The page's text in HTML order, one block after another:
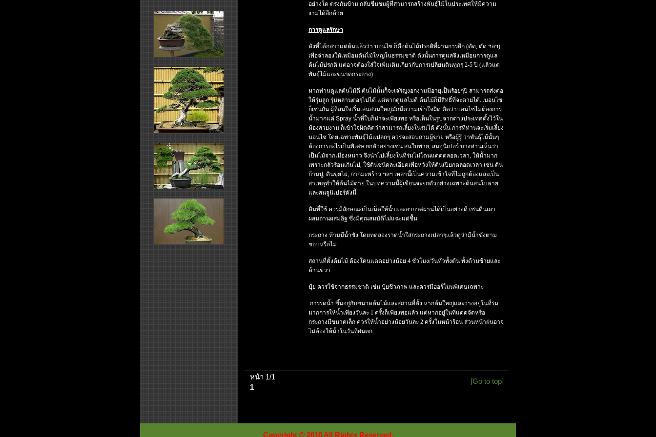
อย่างใด ตรงกันข้าม กลับชื่นชมผู้ที่สามารถสร้างพันธุ์ไม้ในประเทศให้มีความ
งามได้อีกด้วย
การดูแลรักษา
ดังที่ได้กล่าวแต่ต้นแล้วว่า บอนไซ ก็คือต้นไม้ปรกติที่ผ่านการฝึก (ดัด, ตัด ฯลฯ)
เพื่อจำลองให้เหมือนต้นไม้ใหญ่ในธรรมชาติ ดังนั้นการดูแลจึงเหมือนการดูแล
ต้นไม้ปรกติ แต่อาจต้องใส่ใจเพิ่มเติมเกี่ยวกับการเปลี่ยนดินทุกๆ 2-5 ปี (แล้วแต่
พันธุ์ไม้และขนาดกระถาง)
หากท่านดูแลต้นไม้ดี ต้นไม้นั้นก็จะเจริญงอกงามมีอายุเป็นร้อยๆปี สามารถส่งต่อ
ให้รุ่นลูก รุ่นหลานต่อๆไปได้ แต่หากดูแลไม่ดี ต้นไม้ก็มีสิทธิ์ที่จะตายได้...บอนไซ
ก็เช่นกัน ผู้ที่สนใจเริ่มเล่นส่วนใหญ่มักมีความเข้าใจผิด คิดว่าบอนไซไม่ต้องการ
น้ำมากแค่ Spray น้ำที่ใบก็น่าจะเพียงพอ หรือเห็นในรูปจากต่างประเทศตั้งไว้ใน
ห้องสวยงาม ก็เข้าใจผิดคิดว่าสามารถเลี้ยงในร่มได้ ดังนั้น การที่ท่านจะเริ่มเลี้ยง
บอนไซ โดยเฉพาะพันธุ์ไม้แปลกๆ ควรจะสอบถามผู้ขาย หรือผู้รู้ ว่าพันธุ์ไม้นั้นๆ
ต้องการอะไรเป็นพิเศษ ยกตัวอย่างเช่น สนใบพาย, สนจูนิเปอร์ บางท่านเห็นว่า
เป็นไม้จากเมืองหนาว จึงนำไปเลี้ยงในที่ร่มไม่โดนแดดตลอดเวลา, ให้น้ำมาก
เพราะกลัวร้อนเกินไป, ใช้ดินชนิดละเอียดเพื่อหวังให้ดินเปียกตลอดเวลา เช่น ดิน
ก้ามปู, ดินขุยไผ่, กากมะพร้าว ฯลฯ เหล่านี้เป็นความเข้าใจที่ไม่ถูกต้องและเป็น
สาเหตุทำให้ต้นไม้ตาย ในบทความนี้ผู้เขียนจะยกตัวอย่างเฉพาะต้นสนใบพาย
และสนจูนิเปอร์ดังนี้
ดินที่ใช้ ควรมีลักษณะเป็นเม็ดให้น้ำและอากาศผ่านได้เป็นอย่างดี เช่นดินเผา
ผสมถ่านผสมอิฐ ซึ่งมีคุณสมบัติไม่แฉะแต่ชื้น
กระถาง ห้ามมีน้ำขัง โดยทดลองราดน้ำใส่กระถางเปล่าๆแล้วดูว่ามีน้ำขังตาม
ขอบหรือไม่
สถานที่ตั้งต้นไม้ ต้องโดนแดดอย่างน้อย 4 ชั่วโมง/วันทั่วทั้งต้น ทั้งด้านซ้ายและ
ด้านขวา
ปุ๋ย ควรใช้จากธรรมชาติ เช่น ปุ๋ยชีวภาพ และควรมีฮอร์โมนพิเศษเฉพาะ
การรดน้ำ ขึ้นอยู่กับขนาดต้นไม้และสถานที่ตั้ง หากต้นใหญ่และวางอยู่ในที่ร่ม
มากการให้น้ำเพียงวันละ 1 ครั้งก็เพียงพอแล้ว แต่หากอยู่ในที่แดดจัดหรือ
กระถางมีขนาดเล็ก ควรให้น้ำอย่างน้อยวันละ 2 ครั้งในหน้าร้อน ส่วนหน้าฝนอาจ
ไม่ต้องให้น้ำในวันที่ฝนตก
หน้า 1/1
1
[Go to top]
Copyright © 2010 All Rights Reserved.